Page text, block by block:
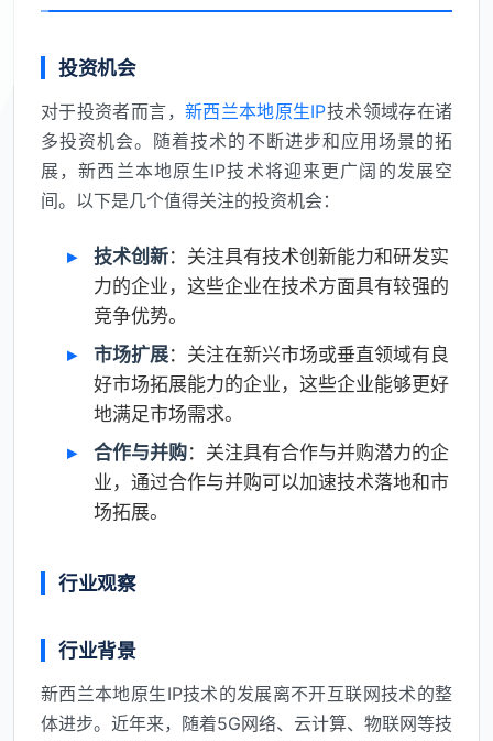
投资机会
对于投资者而言， 新西兰本地原生IP技术领域存在诸
多投资机会。随着技术的不断进步和应用场景的拓
展，新西兰本地原生IP技术将迎来更广阔的发展空
间。以下是几个值得关注的投资机会：
技术创新：关注具有技术创新能力和研发实
力的企业，这些企业在技术方面具有较强的
竞争优势。
市场扩展：关注在新兴市场或垂直领域有良
好市场拓展能力的企业，这些企业能够更好
地满足市场需求。
合作与并购：关注具有合作与并购潜力的企
业，通过合作与并购可以加速技术落地和市
场拓展。
行业观察
行业背景
新西兰本地原生IP技术的发展离不开互联网技术的整
体进步。近年来，随着5G网络、云计算、物联网等技